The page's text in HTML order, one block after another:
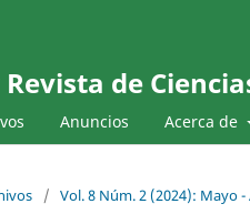
de
Anuncios Acerca de
/ Vol. 8 Núm. 2 (2024): Mayo